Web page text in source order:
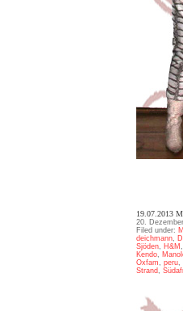
19.07.2013
20.
Filed under:
deichmann
Sjöden
H&M
Kendo
Oxfam
peru
Strand